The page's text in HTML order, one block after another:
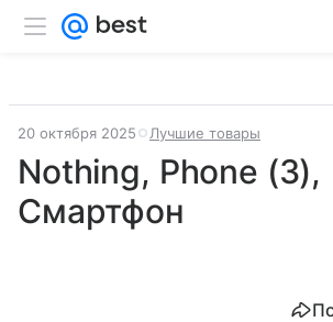
20 октября 2025 Лучшие товары
Nothing, Phone (3),
Смартфон